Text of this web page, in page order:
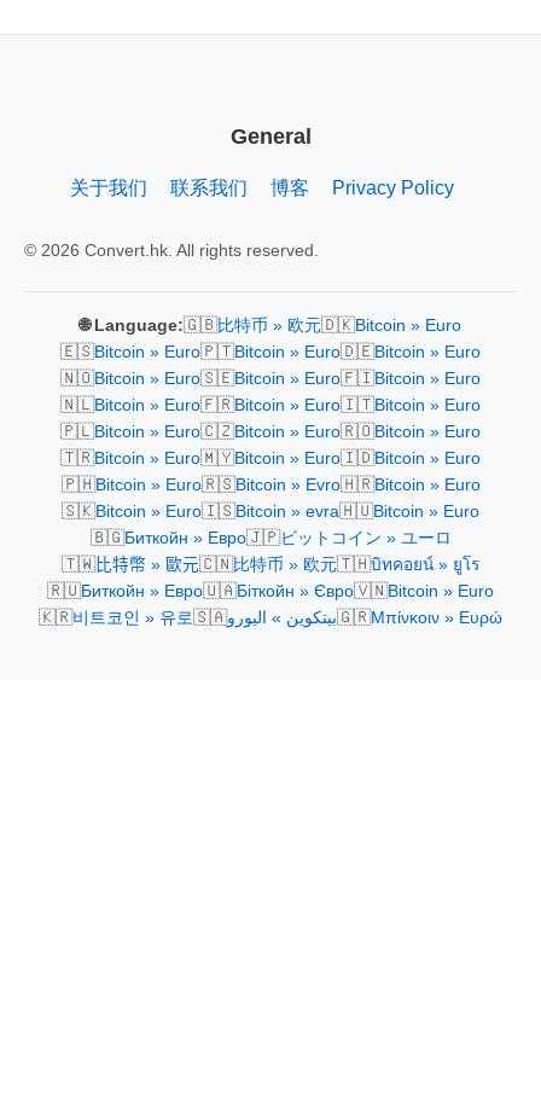
General
关于我们 联系我们 博客 Privacy Policy
© 2026 Convert.hk. All rights reserved.
🌐 Language:🇬🇧比特币 » 欧元🇩🇰Bitcoin » Euro
🇪🇸Bitcoin » Euro🇵🇹Bitcoin » Euro🇩🇪Bitcoin » Euro
🇳🇴Bitcoin » Euro🇸🇪Bitcoin » Euro🇫🇮Bitcoin » Euro
🇳🇱Bitcoin » Euro🇫🇷Bitcoin » Euro🇮🇹Bitcoin » Euro
🇵🇱Bitcoin » Euro🇨🇿Bitcoin » Euro🇷🇴Bitcoin » Euro
🇹🇷Bitcoin » Euro🇲🇾Bitcoin » Euro🇮🇩Bitcoin » Euro
🇵🇭Bitcoin » Euro🇷🇸Bitcoin » Evro🇭🇷Bitcoin » Euro
🇸🇰Bitcoin » Euro🇮🇸Bitcoin » evra🇭🇺Bitcoin » Euro
🇧🇬Биткойн » Евро🇯🇵ビットコイン » ユーロ
🇹🇼比特幣 » 歐元🇨🇳比特币 » 欧元🇹🇭บิทคอยน์ » ยูโร
🇷🇺Биткойн » Евро🇺🇦Біткойн » Євро🇻🇳Bitcoin » Euro
🇰🇷비트코인 » 유로🇸🇦بيتكوين » اليورو🇬🇷Μπίνκοιν » Ευρώ